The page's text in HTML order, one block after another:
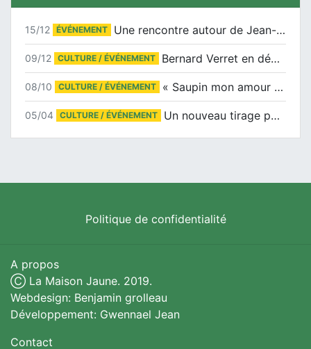
15/12 ÉVÉNEMENT Une rencontre autour de Jean-Claude Suaudeau
09/12 CULTURE / ÉVÉNEMENT Bernard Verret en dédicaces le samedi 13 décembre à l’Espace Culturel Atlantis
08/10 CULTURE / ÉVÉNEMENT « Saupin mon amour » au salon du livre de Trentemoult
05/04 CULTURE / ÉVÉNEMENT Un nouveau tirage pour le Docu-BD
Politique de confidentialité
A propos
Ⓒ La Maison Jaune. 2019.
Webdesign: Benjamin grolleau
Développement: Gwennael Jean
Contact